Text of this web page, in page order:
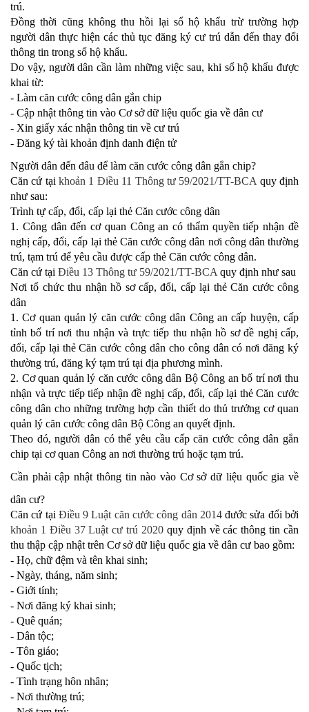
trú.
Đồng thời cũng không thu hồi lại sổ hộ khẩu trừ trường hợp
người dân thực hiện các thủ tục đăng ký cư trú dẫn đến thay đổi
thông tin trong sổ hộ khẩu.
Do vậy, người dân cần làm những việc sau, khi sổ hộ khẩu được
khai từ:
- Làm căn cước công dân gắn chip
- Cập nhật thông tin vào Cơ sở dữ liệu quốc gia về dân cư
- Xin giấy xác nhận thông tin về cư trú
- Đăng ký tài khoản định danh điện tử
Người dân đến đâu để làm căn cước công dân gắn chip?
Căn cứ tại khoản 1 Điều 11 Thông tư 59/2021/TT-BCA quy định
như sau:
Trình tự cấp, đổi, cấp lại thẻ Căn cước công dân
1. Công dân đến cơ quan Công an có thẩm quyền tiếp nhận đề
nghị cấp, đổi, cấp lại thẻ Căn cước công dân nơi công dân thường
trú, tạm trú để yêu cầu được cấp thẻ Căn cước công dân.
Căn cứ tại Điều 13 Thông tư 59/2021/TT-BCA quy định như sau
Nơi tổ chức thu nhận hồ sơ cấp, đổi, cấp lại thẻ Căn cước công
dân
1. Cơ quan quản lý căn cước công dân Công an cấp huyện, cấp
tỉnh bố trí nơi thu nhận và trực tiếp thu nhận hồ sơ đề nghị cấp,
đổi, cấp lại thẻ Căn cước công dân cho công dân có nơi đăng ký
thường trú, đăng ký tạm trú tại địa phương mình.
2. Cơ quan quản lý căn cước công dân Bộ Công an bố trí nơi thu
nhận và trực tiếp tiếp nhận đề nghị cấp, đổi, cấp lại thẻ Căn cước
công dân cho những trường hợp cần thiết do thủ trưởng cơ quan
quản lý căn cước công dân Bộ Công an quyết định.
Theo đó, người dân có thể yêu cầu cấp căn cước công dân gắn
chip tại cơ quan Công an nơi thường trú hoặc tạm trú.
Cần phải cập nhật thông tin nào vào Cơ sở dữ liệu quốc gia về
dân cư?
Căn cứ tại Điều 9 Luật căn cước công dân 2014đước sửa đổi bởi
khoản 1 Điều 37 Luật cư trú 2020 quy định về các thông tin cần
thu thập cập nhật trên Cơ sở dữ liệu quốc gia về dân cư bao gồm:
- Họ, chữ đệm và tên khai sinh;
- Ngày, tháng, năm sinh;
- Giới tính;
- Nơi đăng ký khai sinh;
- Quê quán;
- Dân tộc;
- Tôn giáo;
- Quốc tịch;
- Tình trạng hôn nhân;
- Nơi thường trú;